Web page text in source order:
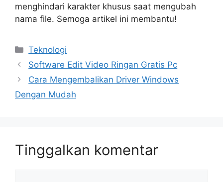
menghindari karakter khusus saat mengubah
nama file. Semoga artikel ini membantu!
Kategori
Teknologi
Software Edit Video Ringan Gratis Pc
Cara Mengembalikan Driver Windows
Dengan Mudah
Tinggalkan komentar